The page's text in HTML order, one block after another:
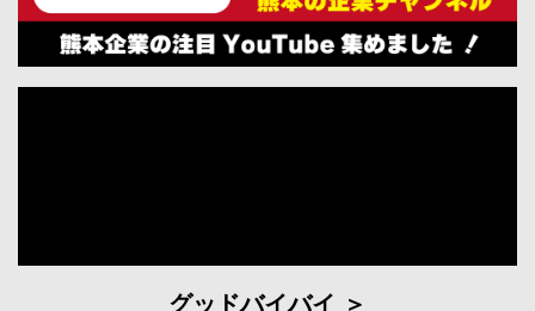
グッドバイバイ